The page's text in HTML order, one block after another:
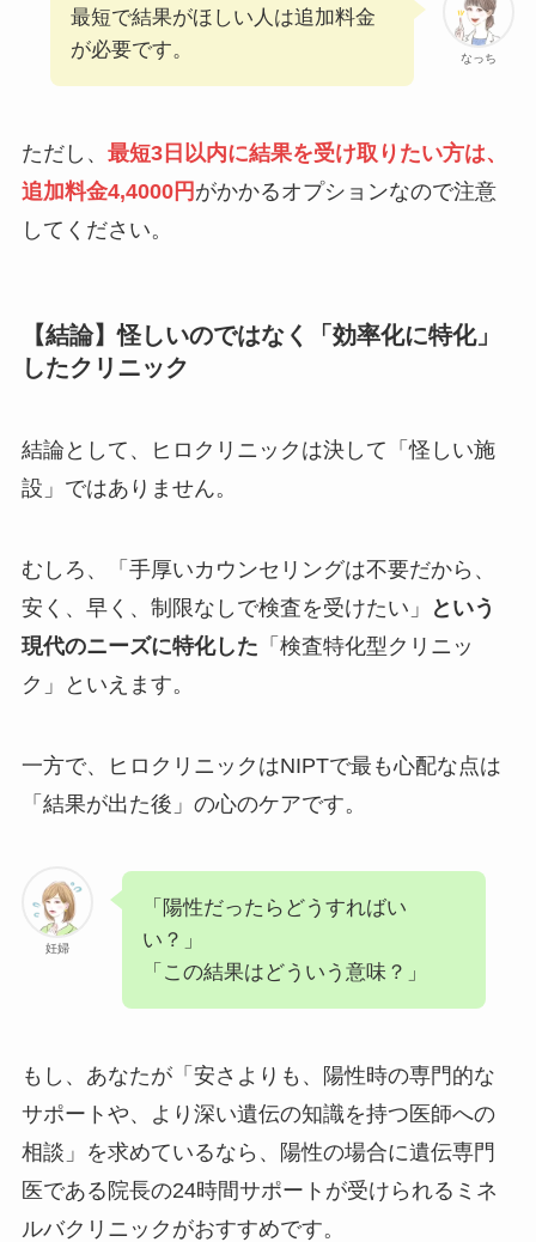
なっち
最短で結果がほしい人は追加料金
が必要です。
ただし、 最短3日以内に結果を受け取りたい方は、
追加料金4,4000円 がかかるオプションなので注意
してください。
【結論】怪しいのではなく「効率化に特化」
したクリニック
結論として、ヒロクリニックは決して「怪しい施
設」ではありません。
むしろ、「手厚いカウンセリングは不要だから、
安く、早く、制限なしで検査を受けたい」
という
現代のニーズに特化した 「検査特化型クリニッ
ク」といえます。
一方で、ヒロクリニックはNIPTで最も心配な点は
「結果が出た後」の心のケアです。
妊婦
「陽性だったらどうすればい
い？」
「この結果はどういう意味？」
もし、あなたが「安さよりも、陽性時の専門的な
サポートや、より深い遺伝の知識を持つ医師への
相談」を求めているなら、陽性の場合に遺伝専門
医である院長の24時間サポートが受けられるミネ
ルバクリニックがおすすめです。